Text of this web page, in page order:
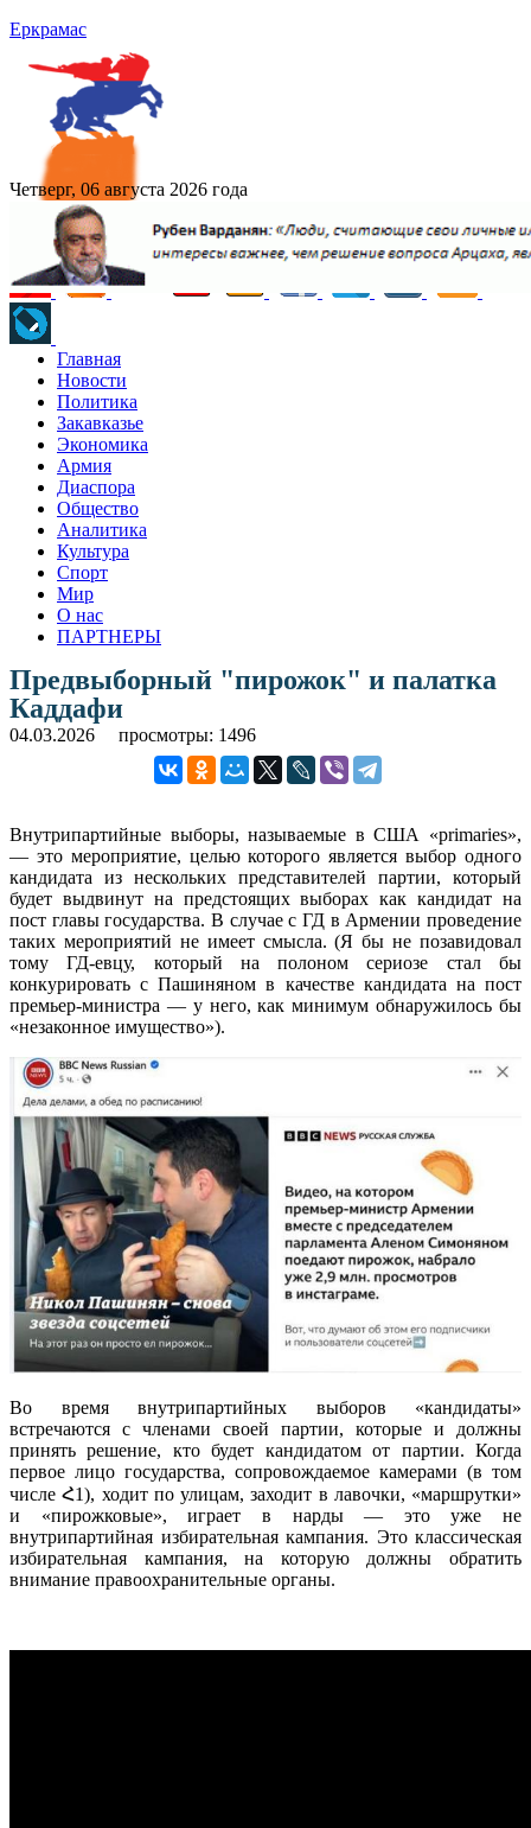
Еркрамас
Четверг, 06 августа 2026 года
Главная
Новости
Политика
Закавказье
Экономика
Армия
Диаспора
Общество
Аналитика
Культура
Спорт
Мир
О нас
ПАРТНЕРЫ
Предвыборный "пирожок" и палатка
Каддафи
04.03.2026 просмотры: 1496
Внутрипартийные выборы, называемые в США «primaries»,
— это мероприятие, целью которого является выбор одного
кандидата из нескольких представителей партии, который
будет выдвинут на предстоящих выборах как кандидат на
пост главы государства. В случае с ГД в Армении проведение
таких мероприятий не имеет смысла. (Я бы не позавидовал
тому ГД-евцу, который на полоном сериозе стал бы
конкурировать с Пашиняном в качестве кандидата на пост
премьер-министра — у него, как минимум обнаружилось бы
«незаконное имущество»).
Во время внутрипартийных выборов «кандидаты»
встречаются с членами своей партии, которые и должны
принять решение, кто будет кандидатом от партии. Когда
первое лицо государства, сопровождаемое камерами (в том
числе Հ1), ходит по улицам, заходит в лавочки, «маршрутки»
и «пирожковые», играет в нарды — это уже не
внутрипартийная избирательная кампания. Это классическая
избирательная кампания, на которую должны обратить
внимание правоохранительные органы.